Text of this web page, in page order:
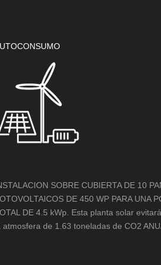
SOBRE CUBIERTA DE 10
DE 450 WP PARA UNA
DE 4.5 kWp. Esta planta solar
atmosfera de 1.63 toneladas de CO2